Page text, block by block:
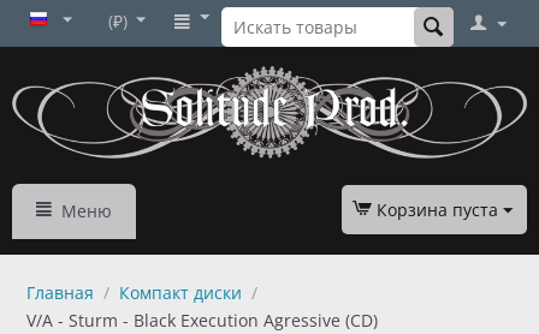
(₽)
Меню Корзина пуста
Главная / Компакт диски /
V/A - Sturm - Black Execution Agressive (CD)